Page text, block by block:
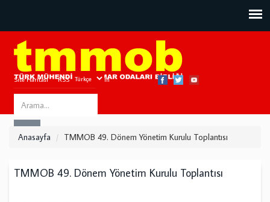
Site Haritası RSS Bize Ulaşın
Search
this
Anasayfa TMMOB 49. Dönem Yönetim Kurulu Toplantısı
TMMOB 49. Dönem Yönetim Kurulu Toplantısı